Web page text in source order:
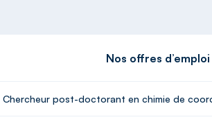
Nos offres d’emploi
Chercheur post-doctorant en chimie de